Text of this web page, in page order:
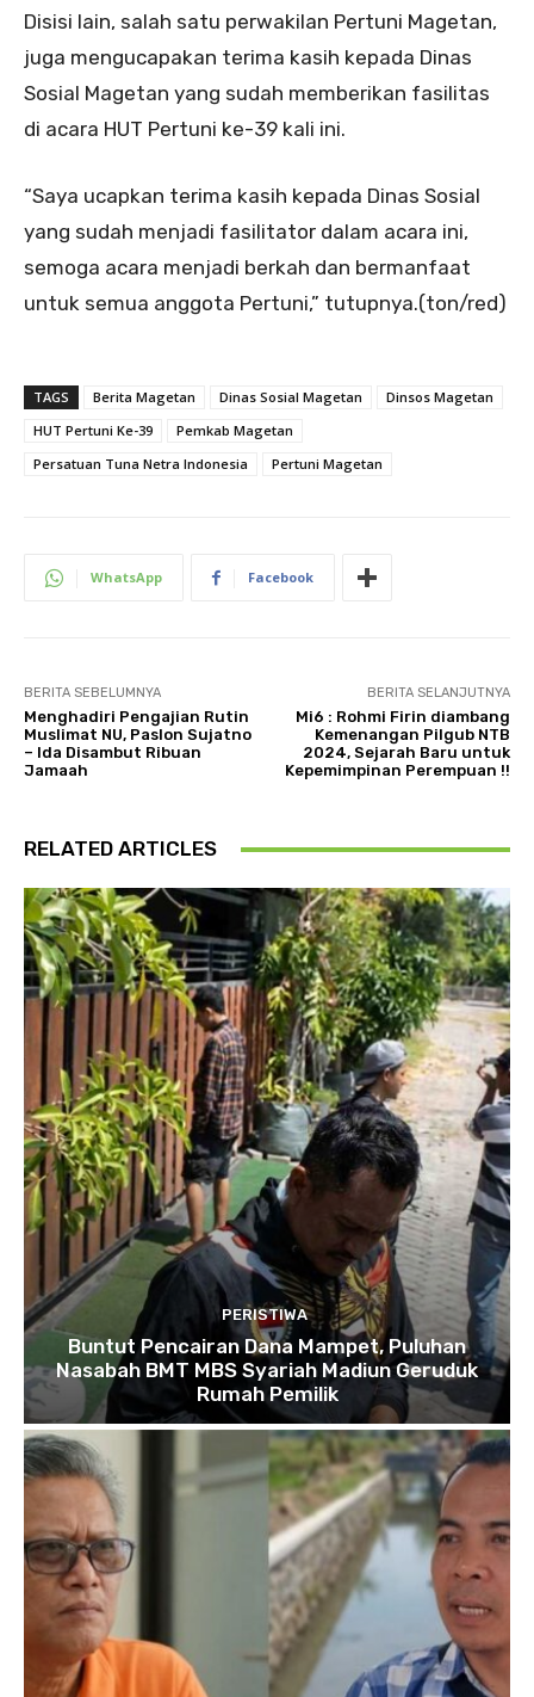
Disisi lain, salah satu perwakilan Pertuni Magetan,
juga mengucapakan terima kasih kepada Dinas
Sosial Magetan yang sudah memberikan fasilitas
di acara HUT Pertuni ke-39 kali ini.
“Saya ucapkan terima kasih kepada Dinas Sosial
yang sudah menjadi fasilitator dalam acara ini,
semoga acara menjadi berkah dan bermanfaat
untuk semua anggota Pertuni,” tutupnya.(ton/red)
TAGS Berita Magetan Dinas Sosial Magetan
Dinsos Magetan
HUT Pertuni Ke-39
Pemkab Magetan
Persatuan Tuna Netra Indonesia
Pertuni Magetan
WhatsApp Facebook
BERITA SEBELUMNYA
Menghadiri Pengajian Rutin
Muslimat NU, Paslon Sujatno
– Ida Disambut Ribuan
Jamaah
BERITA SELANJUTNYA
Mi6 : Rohmi Firin diambang
Kemenangan Pilgub NTB
2024, Sejarah Baru untuk
Kepemimpinan Perempuan !!
RELATED ARTICLES
PERISTIWA
Buntut Pencairan Dana Mampet, Puluhan
Nasabah BMT MBS Syariah Madiun Geruduk
Rumah Pemilik